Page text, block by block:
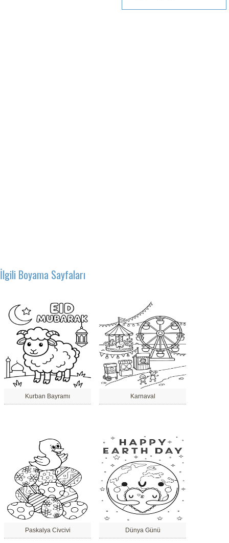
İlgili Boyama Sayfaları
Kurban Bayramı Karnaval
Paskalya Civcivi Dünya Günü